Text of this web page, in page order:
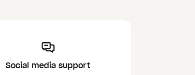
Social media support